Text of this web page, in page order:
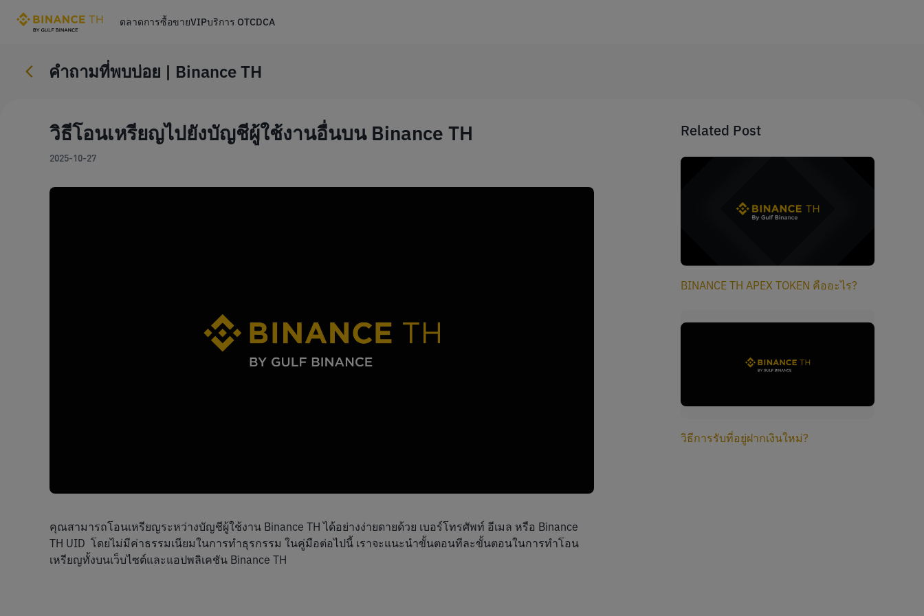
ตลาดการซื้อขายVIPบริการ OTCDCA
คําถามที่พบบ่อย | Binance TH
วิธีโอนเหรียญไปยังบัญชีผู้ใช้งานอื่นบน Binance TH
2025-10-27
คุณสามารถโอนเหรียญระหว่างบัญชีผู้ใช้งาน Binance TH ได้อย่างง่ายดายด้วย เบอร์โทรศัพท์ อีเมล หรือ Binance
TH UID  โดยไม่มีค่าธรรมเนียมในการทำธุรกรรม ในคู่มือต่อไปนี้ เราจะแนะนำขั้นตอนทีละขั้นตอนในการทำโอน
เหรียญทั้งบนเว็บไซต์และแอปพลิเคชัน Binance TH
Related Post
BINANCE TH APEX TOKEN คืออะไร?
วิธีการรับที่อยู่ฝากเงินใหม่?